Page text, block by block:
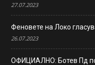
27.07.2023
Феновете на Локо
26.07.2023
ОФИЦИАЛНО: Ботев Пд